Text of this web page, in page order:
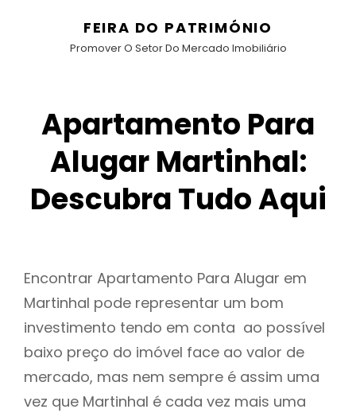
FEIRA DO PATRIMÓNIO
Promover O Setor Do Mercado Imobiliário
Apartamento Para
Alugar Martinhal:
Descubra Tudo Aqui
Encontrar Apartamento Para Alugar em
Martinhal pode representar um bom
investimento tendo em conta ao possível
baixo preço do imóvel face ao valor de
mercado, mas nem sempre é assim uma
vez que Martinhal é cada vez mais uma